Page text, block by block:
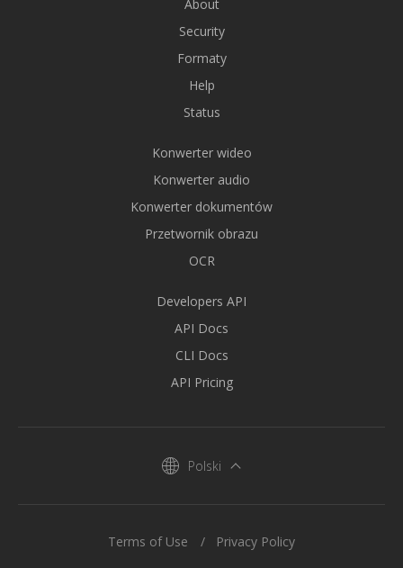
About
Security
Formaty
Help
Status
Konwerter wideo
Konwerter audio
Konwerter dokumentów
Przetwornik obrazu
OCR
Developers API
API Docs
CLI Docs
API Pricing
Polski
Terms of Use Privacy Policy